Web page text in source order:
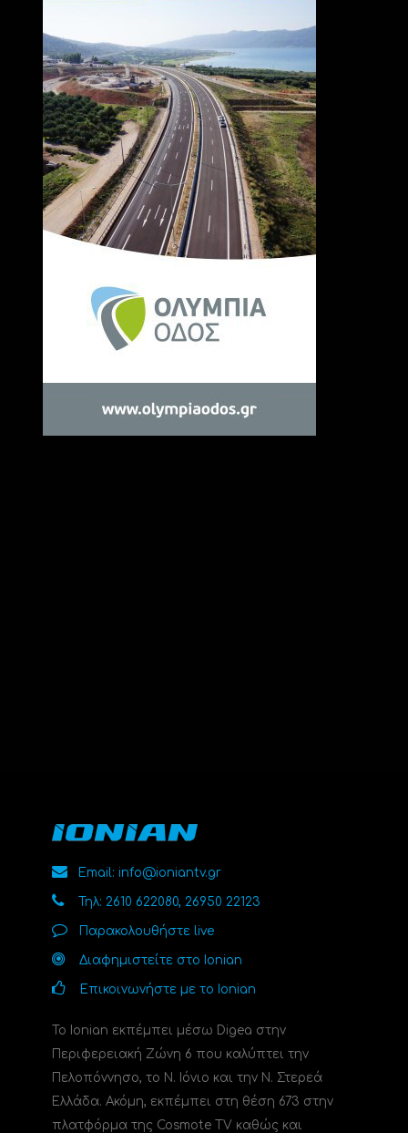
Email: info@ioniantv.gr
Τηλ: 2610 622080, 26950 22123
Παρακολουθήστε live
Διαφημιστείτε στο Ionian
Επικοινωνήστε με το Ionian
Το Ionian εκπέμπει μέσω Digea στην
Περιφερειακή Ζώνη 6 που καλύπτει την
Πελοπόννησο, το N. Ιόνιο και την Ν. Στερεά
Ελλάδα. Ακόμη, εκπέμπει στη θέση 673 στην
πλατφόρμα της Cosmote TV καθώς και